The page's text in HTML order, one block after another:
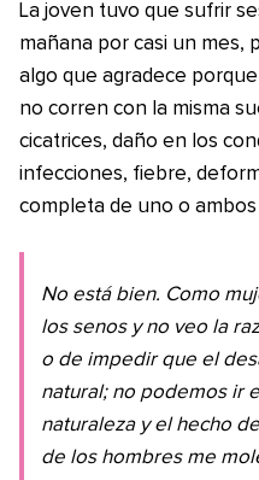
La joven tuvo que sufrir
mañana por casi un mes,
algo que agradece
no corren con la misma
cicatrices, daño en los
infecciones, fiebre,
completa de uno o ambos
No está bien. Como
los senos y no veo la
o de impedir que el
natural; no podemos ir
naturaleza y el hecho
de los hombres me